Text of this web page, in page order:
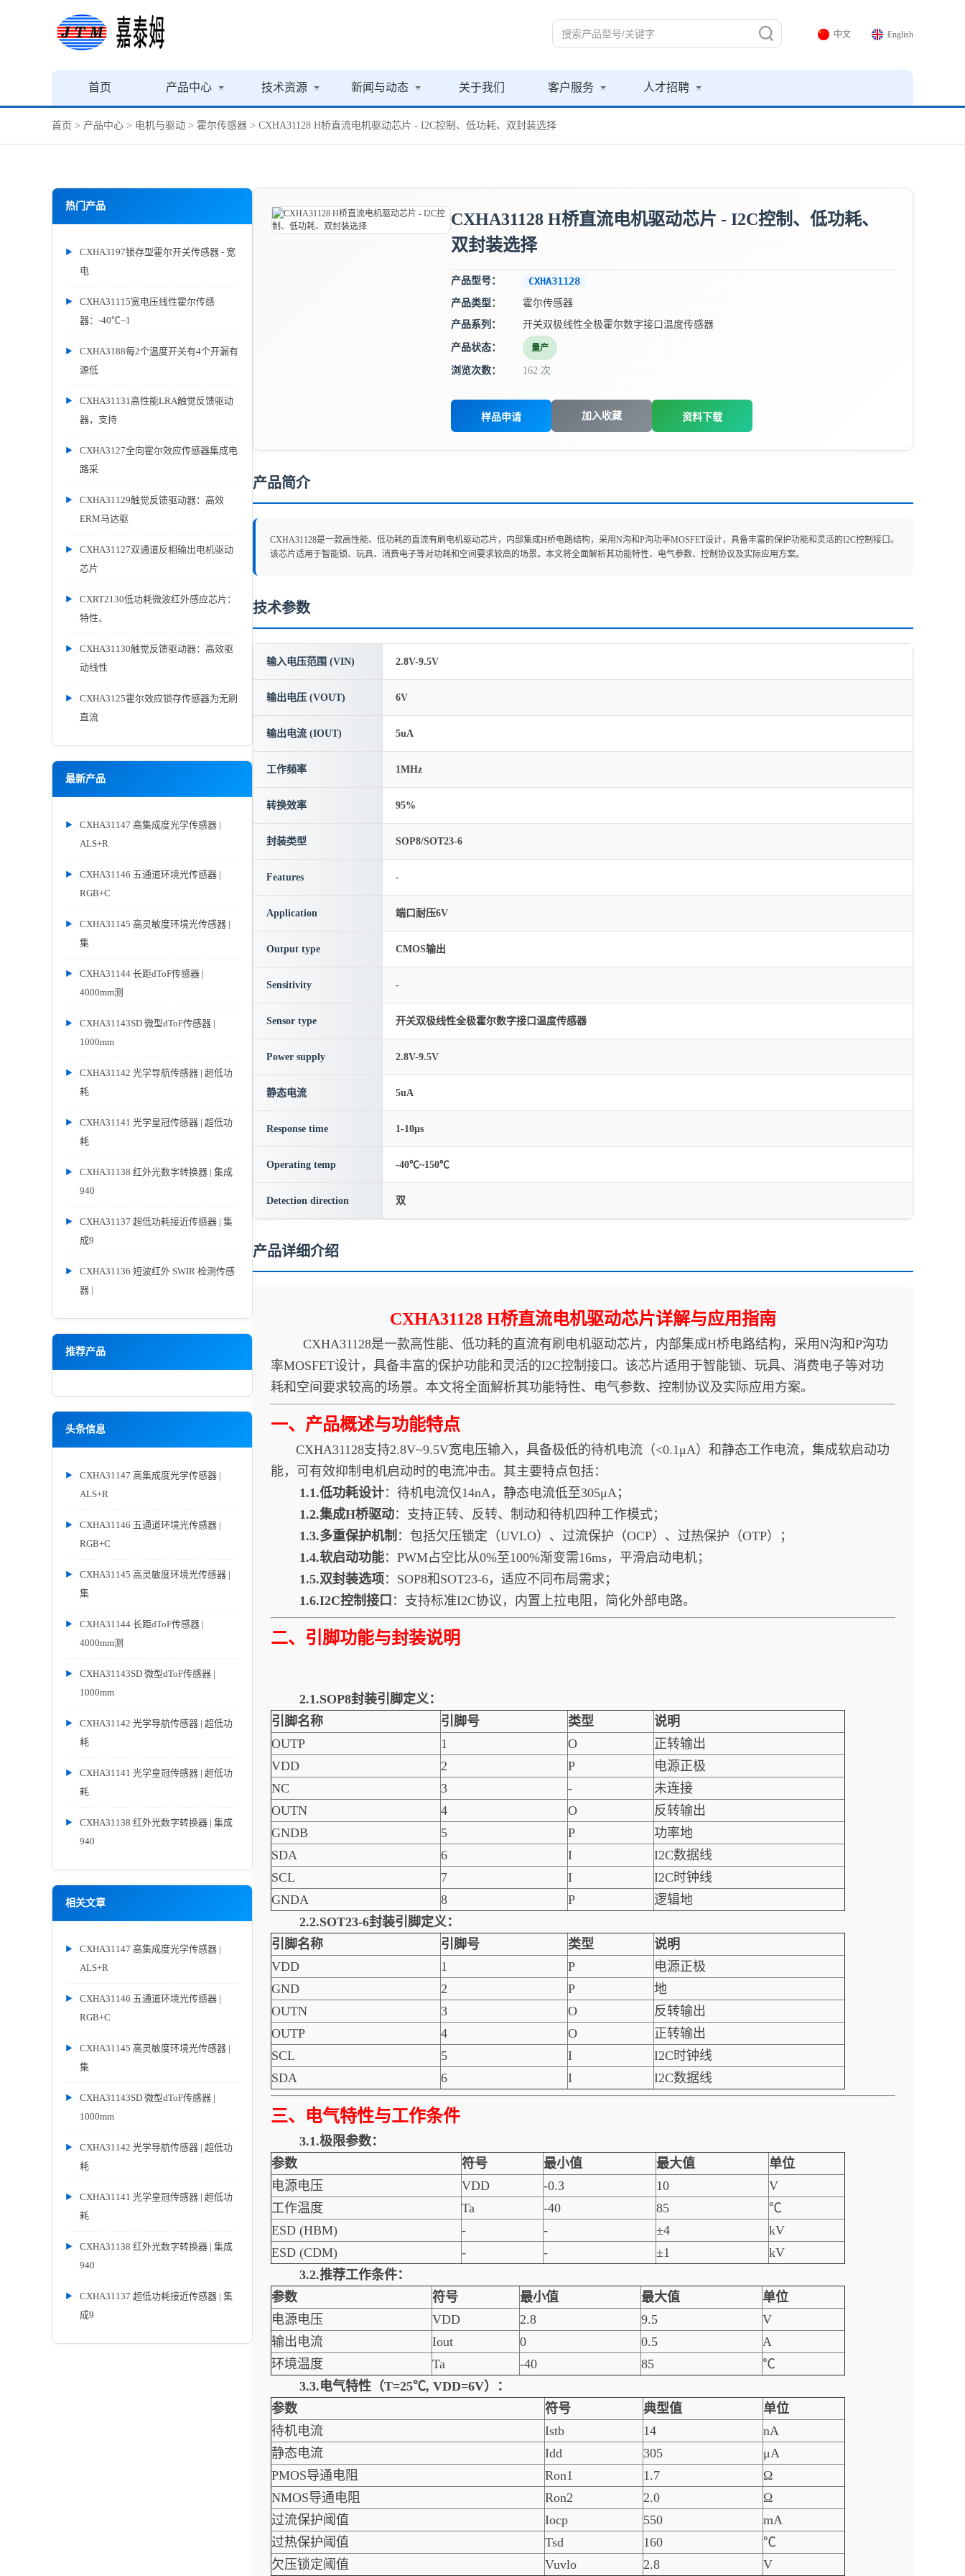
中文 English
首页 产品中心 技术资源 新闻与动态 关于我们 客户服务 人才招聘
首页 > 产品中心 > 电机与驱动 > 霍尔传感器 > CXHA31128 H桥直流电机驱动芯片 - I2C控制、低功耗、双封装选择
热门产品
CXHA3197锁存型霍尔开关传感器 - 宽
电
CXHA31115宽电压线性霍尔传感
器：-40℃~1
CXHA3188每2个温度开关有4个开漏有
源低
CXHA31131高性能LRA触觉反馈驱动
器，支持
CXHA3127全向霍尔效应传感器集成电
路采
CXHA31129触觉反馈驱动器：高效
ERM马达驱
CXHA31127双通道反相输出电机驱动
芯片
CXRT2130低功耗微波红外感应芯片：
特性、
CXHA31130触觉反馈驱动器：高效驱
动线性
CXHA3125霍尔效应锁存传感器为无刷
直流
最新产品
CXHA31147 高集成度光学传感器 |
ALS+R
CXHA31146 五通道环境光传感器 |
RGB+C
CXHA31145 高灵敏度环境光传感器 |
集
CXHA31144 长距dToF传感器 |
4000mm测
CXHA31143SD 微型dToF传感器 |
1000mm
CXHA31142 光学导航传感器 | 超低功
耗
CXHA31141 光学皇冠传感器 | 超低功
耗
CXHA31138 红外光数字转换器 | 集成
940
CXHA31137 超低功耗接近传感器 | 集
成9
CXHA31136 短波红外 SWIR 检测传感
器 |
推荐产品
头条信息
CXHA31147 高集成度光学传感器 |
ALS+R
CXHA31146 五通道环境光传感器 |
RGB+C
CXHA31145 高灵敏度环境光传感器 |
集
CXHA31144 长距dToF传感器 |
4000mm测
CXHA31143SD 微型dToF传感器 |
1000mm
CXHA31142 光学导航传感器 | 超低功
耗
CXHA31141 光学皇冠传感器 | 超低功
耗
CXHA31138 红外光数字转换器 | 集成
940
相关文章
CXHA31147 高集成度光学传感器 |
ALS+R
CXHA31146 五通道环境光传感器 |
RGB+C
CXHA31145 高灵敏度环境光传感器 |
集
CXHA31143SD 微型dToF传感器 |
1000mm
CXHA31142 光学导航传感器 | 超低功
耗
CXHA31141 光学皇冠传感器 | 超低功
耗
CXHA31138 红外光数字转换器 | 集成
940
CXHA31137 超低功耗接近传感器 | 集
成9
CXHA31128 H桥直流电机驱动芯片 - I2C控制、低功耗、
双封装选择
产品型号： CXHA31128
产品类型：
霍尔传感器
产品系列：
开关双极线性全极霍尔数字接口温度传感器
产品状态： 量产
浏览次数： 162 次
样品申请 加入收藏 资料下载
产品简介
CXHA31128是一款高性能、低功耗的直流有刷电机驱动芯片，内部集成H桥电路结构，采用N沟和P沟功率MOSFET设计，具备丰富的保护功能和灵活的I2C控制接口。
该芯片适用于智能锁、玩具、消费电子等对功耗和空间要求较高的场景。本文将全面解析其功能特性、电气参数、控制协议及实际应用方案。
技术参数
输入电压范围 (VIN) 2.8V-9.5V
输出电压 (VOUT) 6V
输出电流 (IOUT) 5uA
工作频率 1MHz
转换效率 95%
封装类型 SOP8/SOT23-6
Features -
Application 端口耐压6V
Output type CMOS输出
Sensitivity -
Sensor type 开关双极线性全极霍尔数字接口温度传感器
Power supply 2.8V-9.5V
静态电流 5uA
Response time 1-10μs
Operating temp -40℃~150℃
Detection direction 双
产品详细介绍
CXHA31128 H桥直流电机驱动芯片详解与应用指南
CXHA31128是一款高性能、低功耗的直流有刷电机驱动芯片，内部集成H桥电路结构，采用N沟和P沟功
率MOSFET设计，具备丰富的保护功能和灵活的I2C控制接口。该芯片适用于智能锁、玩具、消费电子等对功
耗和空间要求较高的场景。本文将全面解析其功能特性、电气参数、控制协议及实际应用方案。
一、产品概述与功能特点
CXHA31128支持2.8V~9.5V宽电压输入，具备极低的待机电流（<0.1μA）和静态工作电流，集成软启动功
能，可有效抑制电机启动时的电流冲击。其主要特点包括：
1.1.低功耗设计：待机电流仅14nA，静态电流低至305μA；
1.2.集成H桥驱动：支持正转、反转、制动和待机四种工作模式；
1.3.多重保护机制 ：包括欠压锁定（UVLO）、过流保护（OCP）、过热保护（OTP）；
1.4.软启动功能：PWM占空比从0%至100%渐变需16ms，平滑启动电机；
1.5.双封装选项：SOP8和SOT23-6，适应不同布局需求；
1.6.I2C控制接口 ：支持标准I2C协议，内置上拉电阻，简化外部电路。
二、引脚功能与封装说明
2.1.SOP8封装引脚定义：
引脚名称
引脚号 类型
说明
OUTP
1 O
正转输出
VDD
2 P
电源正极
NC
3 -
未连接
OUTN
4 O
反转输出
GNDB
5 P
功率地
SDA
6 I
I2C数据线
SCL
7 I
I2C时钟线
GNDA
8 P
逻辑地
2.2.SOT23-6封装引脚定义：
引脚名称
引脚号 类型
说明
VDD
1 P
电源正极
GND
2 P
地
OUTN
3 O
反转输出
OUTP
4 O
正转输出
SCL
5 I
I2C时钟线
SDA
6 I I2C数据线
三、电气特性与工作条件
3.1.极限参数：
参数
符号 最小值 最大值
单位
电源电压
VDD -0.3 10
V
工作温度
Ta -40 85
℃
ESD (HBM)
- - ±4
kV
ESD (CDM)
- - ±1
kV
3.2.推荐工作条件：
参数
符号 最小值 最大值
单位
电源电压
VDD 2.8 9.5
V
输出电流
Iout 0 0.5
A
环境温度
Ta -40 85
℃
3.3.电气特性（T=25℃, VDD=6V）：
参数
符号 典型值
单位
待机电流
Istb 14
nA
静态电流
Idd 305
μA
PMOS导通电阻
Ron1 1.7
Ω
NMOS导通电阻
Ron2 2.0
Ω
过流保护阈值
Iocp 550
mA
过热保护阈值
Tsd 160
℃
欠压锁定阈值
Vuvlo 2.8 V